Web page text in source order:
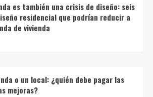
es también una crisis de diseño: seis
residencial que podrían reducir a
de vivienda
o un local: ¿quién debe pagar las
mejoras?